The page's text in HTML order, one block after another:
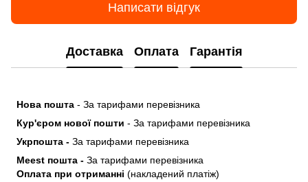
Написати відгук
Доставка Оплата Гарантія
Нова пошта - За тарифами перевізника
Кур'єром нової пошти - За тарифами перевізника
Укрпошта - За тарифами перевізника
Meest пошта - За тарифами перевізника
Оплата при отриманні (накладений платіж)